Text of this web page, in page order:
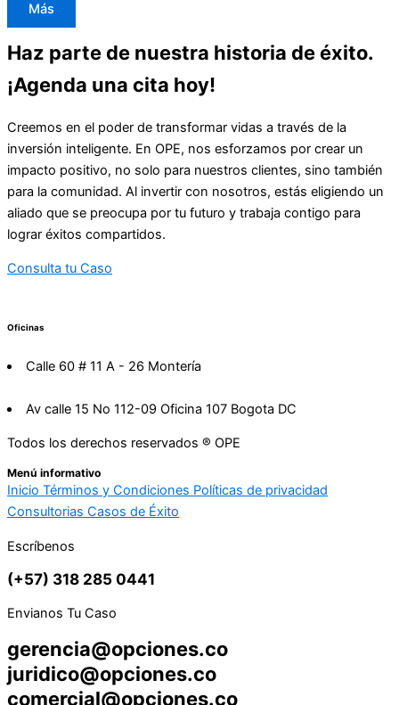
Más
Haz parte de nuestra historia de éxito.
¡Agenda una cita hoy!
Creemos en el poder de transformar vidas a través de la
inversión inteligente. En OPE, nos esforzamos por crear un
impacto positivo, no solo para nuestros clientes, sino también
para la comunidad. Al invertir con nosotros, estás eligiendo un
aliado que se preocupa por tu futuro y trabaja contigo para
lograr éxitos compartidos.
Consulta tu Caso
Oficinas
Calle 60 # 11 A - 26 Montería
Av calle 15 No 112-09 Oficina 107 Bogota DC
Todos los derechos reservados ® OPE
Menú informativo
Inicio Términos y Condiciones Políticas de privacidad
Consultorias Casos de Éxito
Escríbenos
(+57) 318 285 0441
Envianos Tu Caso
gerencia@opciones.co
juridico@opciones.co
comercial@opciones.co